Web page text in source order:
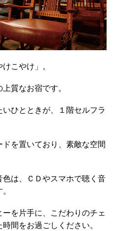
こやけ」。
質なお宿です。
ひとときが、１階セルフラ
を置いており、素敵な空間
は、ＣＤやスマホで聴く音
を片手に、こだわりのチェ
間をお過ごしください。